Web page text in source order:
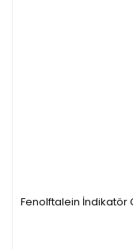
Fenolftalein İndikatör